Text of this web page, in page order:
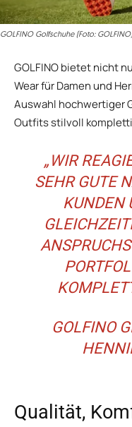
GOLFINO Golfschuhe (Foto: GOLFINO)
GOLFINO bietet nicht
Wear für Damen und
Auswahl hochwertiger
Outfits stilvoll
„WIR
SEHR GUTE
KUNDEN
GOLFINO
Qualität,